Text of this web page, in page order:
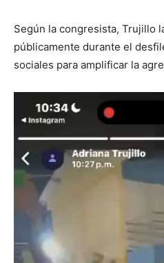
Según la congresista, Trujillo
públicamente durante el
sociales para amplificar la